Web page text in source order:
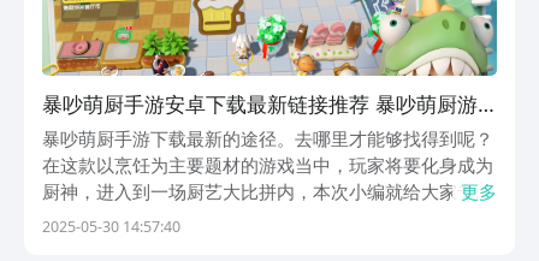
暴吵萌厨手游安卓下载最新链接推荐 暴吵萌厨游
戏下载途径盘点
暴吵萌厨手游下载最新的途径。去哪里才能够找得到呢？
在这款以烹饪为主要题材的游戏当中，玩家将要化身成为
厨神，进入到一场厨艺大比拼内，本次小编就给大家专门
介绍一下，暴吵萌厨这款游戏的最新下载链接，希望本次
更多
2025-05-30 14:57:40